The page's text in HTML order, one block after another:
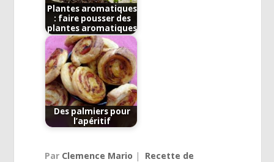
Plantes aromatiques
: faire pousser des
plantes aromatiques
Des palmiers pour
l’apéritif
Par Clemence Mario | Recette de